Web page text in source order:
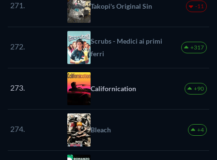
271. Takopi's Original Sin -11
272.
Scrubs - Medici ai primi
ferri
+317
273. Californication +90
274. Bleach +4